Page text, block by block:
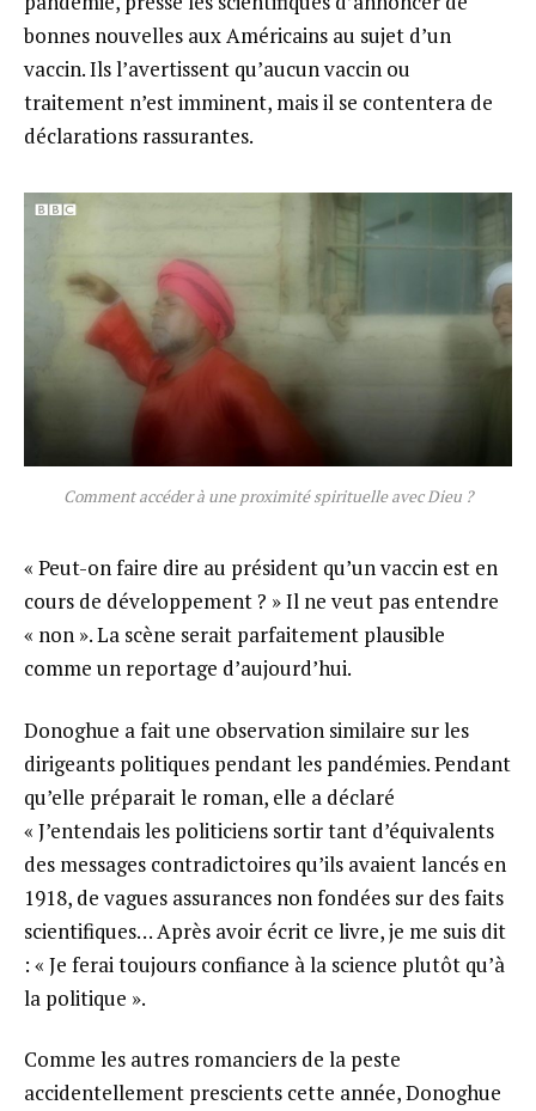
bonnes nouvelles aux Américains au sujet d’un
vaccin. Ils l’avertissent qu’aucun vaccin ou
traitement n’est imminent, mais il se contentera de
déclarations rassurantes.
Comment accéder à une proximité spirituelle avec Dieu ?
« Peut-on faire dire au président qu’un vaccin est en
cours de développement ? » Il ne veut pas entendre
« non ». La scène serait parfaitement plausible
comme un reportage d’aujourd’hui.
Donoghue a fait une observation similaire sur les
dirigeants politiques pendant les pandémies. Pendant
qu’elle préparait le roman, elle a déclaré
« J’entendais les politiciens sortir tant d’équivalents
des messages contradictoires qu’ils avaient lancés en
1918, de vagues assurances non fondées sur des faits
scientifiques… Après avoir écrit ce livre, je me suis dit
: « Je ferai toujours confiance à la science plutôt qu’à
la politique ».
Comme les autres romanciers de la peste
accidentellement prescients cette année, Donoghue